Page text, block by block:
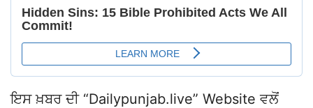
ਇਸ ਖ਼ਬਰ ਦੀ “Dailypunjab.live” Website ਵਲੋਂ